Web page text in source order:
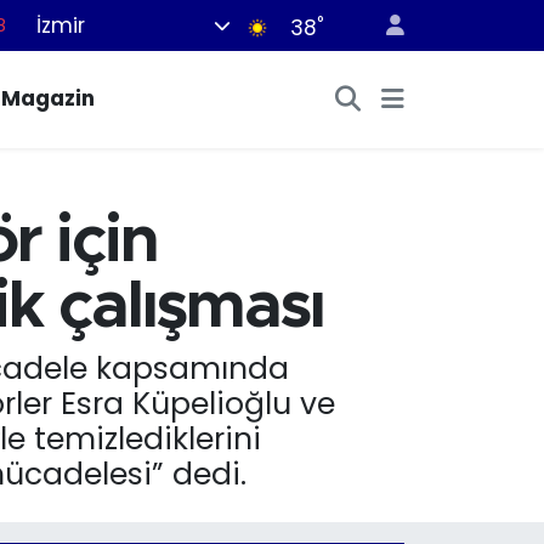
İzmir 38°
Magazin
için
çalışması
kapsamında
Esra Küpelioğlu ve
temizlediklerini
dedi.